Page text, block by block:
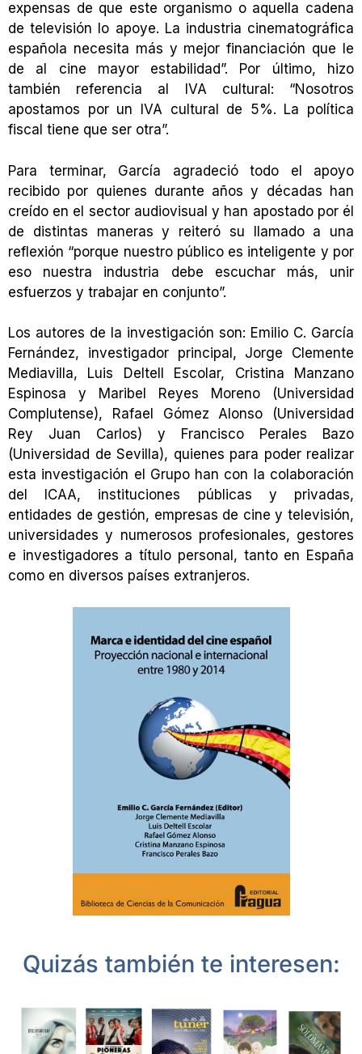
expensas de que este organismo o aquella cadena
de televisión lo apoye. La industria cinematográfica
española necesita más y mejor financiación que le
de al cine mayor estabilidad”. Por último, hizo
también referencia al IVA cultural: “Nosotros
apostamos por un IVA cultural de 5%. La política
fiscal tiene que ser otra”.
Para terminar, García agradeció todo el apoyo
recibido por quienes durante años y décadas han
creído en el sector audiovisual y han apostado por él
de distintas maneras y reiteró su llamado a una
reflexión “porque nuestro público es inteligente y por
eso nuestra industria debe escuchar más, unir
esfuerzos y trabajar en conjunto”.
Los autores de la investigación son: Emilio C. García
Fernández, investigador principal, Jorge Clemente
Mediavilla, Luis Deltell Escolar, Cristina Manzano
Espinosa y Maribel Reyes Moreno (Universidad
Complutense), Rafael Gómez Alonso (Universidad
Rey Juan Carlos) y Francisco Perales Bazo
(Universidad de Sevilla), quienes para poder realizar
esta investigación el Grupo han con la colaboración
del ICAA, instituciones públicas y privadas,
entidades de gestión, empresas de cine y televisión,
universidades y numerosos profesionales, gestores
e investigadores a título personal, tanto en España
como en diversos países extranjeros.
Quizás también te interesen: